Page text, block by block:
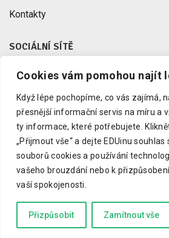
Cookies vám pomohou najít
Když lépe pochopíme, co vás zajímá,
přesnější informační servis na míru a
ty informace, které potřebujete.
„Přijmout vše“ a dejte EDUinu souhlas
souborů cookies a používání
vašeho brouzdání nebo k
vaší spokojenosti.
Přizpůsobit Zamítnout vše
Kontakty
SOCIÁLNÍ SÍTĚ
Facebook
Instagram
Youtube
LinkedIn
Copyright © 2023 EDUin, o. p. s.
Informujeme o vzdělávání.